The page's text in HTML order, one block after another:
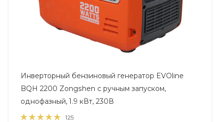
Инверторный бензиновый генератор EVOline
BQH 2200 Zongshen с ручным запуском,
однофазный, 1.9 кВт, 230В
125